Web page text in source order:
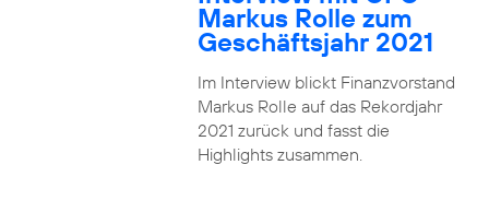
Markus Rolle zum
Geschäftsjahr 2021
Im Interview blickt Finanzvorstand
Markus Rolle auf das Rekordjahr
2021 zurück und fasst die
Highlights zusammen.